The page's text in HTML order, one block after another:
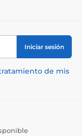
Iniciar sesión
de mis